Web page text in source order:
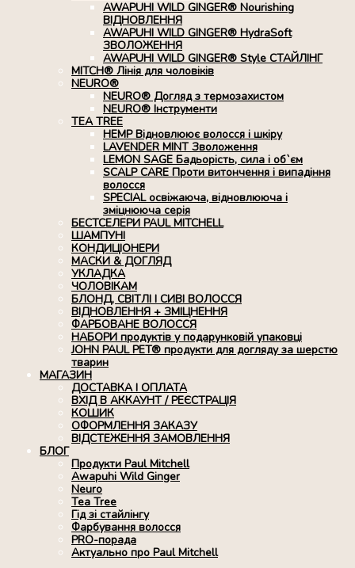
AWAPUHI WILD GINGER® Nourishing
ВІДНОВЛЕННЯ
AWAPUHI WILD GINGER® HydraSoft
ЗВОЛОЖЕННЯ
AWAPUHI WILD GINGER® Style СТАЙЛІНГ
MITCH® Лінія для чоловіків
NEURO®
NEURO® Догляд з термозахистом
NEURO® Інструменти
TEA TREE
HEMP Відновлюює волосся і шкіру
LAVENDER MINT Зволоження
LEMON SAGE Бадьорість, сила і об`єм
SCALP CARE Проти витончення і випадіння
волосся
SPECIAL освіжаюча, відновлююча і
зміцнююча серія
БЕСТСЕЛЕРИ PAUL MITCHELL
ШАМПУНІ
КОНДИЦІОНЕРИ
МАСКИ & ДОГЛЯД
УКЛАДКА
ЧОЛОВІКАМ
БЛОНД, СВІТЛІ І СИВІ ВОЛОССЯ
ВІДНОВЛЕННЯ + ЗМІЦНЕННЯ
ФАРБОВАНЕ ВОЛОССЯ
НАБОРИ продуктів у подарунковій упаковці
JOHN PAUL PET® продукти для догляду за шерстю
тварин
МАГАЗИН
ДОСТАВКА І ОПЛАТА
ВХІД В АККАУНТ / РЕЄСТРАЦІЯ
КОШИК
ОФОРМЛЕННЯ ЗАКАЗУ
ВІДСТЕЖЕННЯ ЗАМОВЛЕННЯ
БЛОГ
Продукти Paul Mitchell
Awapuhi Wild Ginger
Neuro
Tea Tree
Гід зі стайлінгу
Фарбування волосся
PRO-порада
Актуально про Paul Mitchell